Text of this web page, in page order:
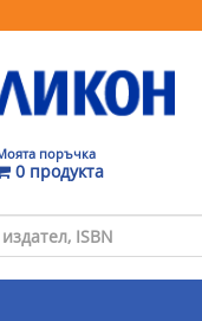
поръчка
0 продукта